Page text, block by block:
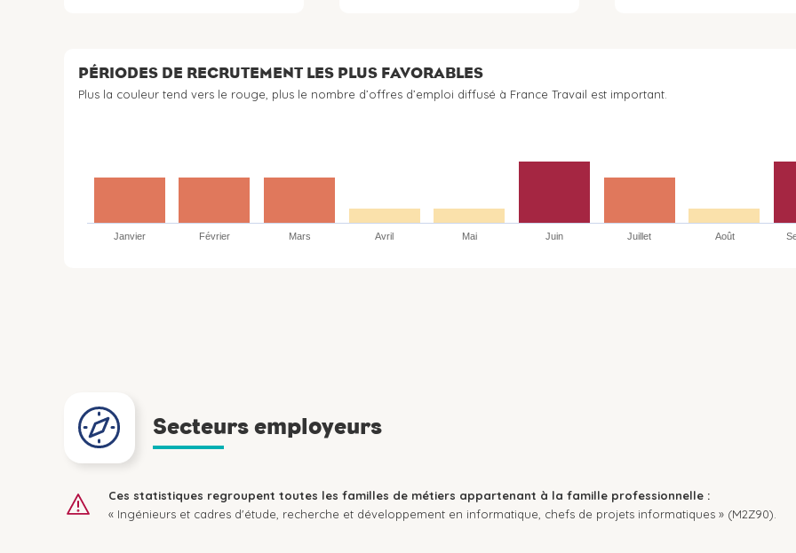
PÉRIODES DE RECRUTEMENT LES PLUS FAVORABLES
Plus la couleur tend vers le rouge, plus le nombre d’offres d’emploi diffusé à France Travail est important.
Janvier Février Mars Avril Mai Juin Juillet Août
Secteurs employeurs
Ces statistiques regroupent toutes les familles de métiers appartenant à la famille professionnelle :
« Ingénieurs et cadres d'étude, recherche et développement en informatique, chefs de projets informatiques » (M2Z90).